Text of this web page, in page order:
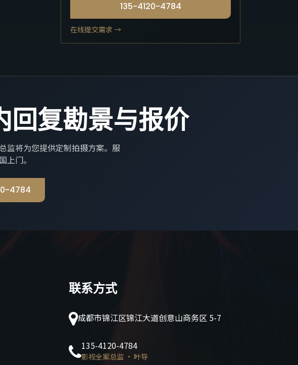
135-4120-4784
在线提交需求 →
回复勘景与报价
监将为您提供定制拍摄方案。服
上门。
4784
联系方式
成都市锦江区锦江大道创意山商务区 5-7
135-4120-4784
影视全案总监 · 叶导